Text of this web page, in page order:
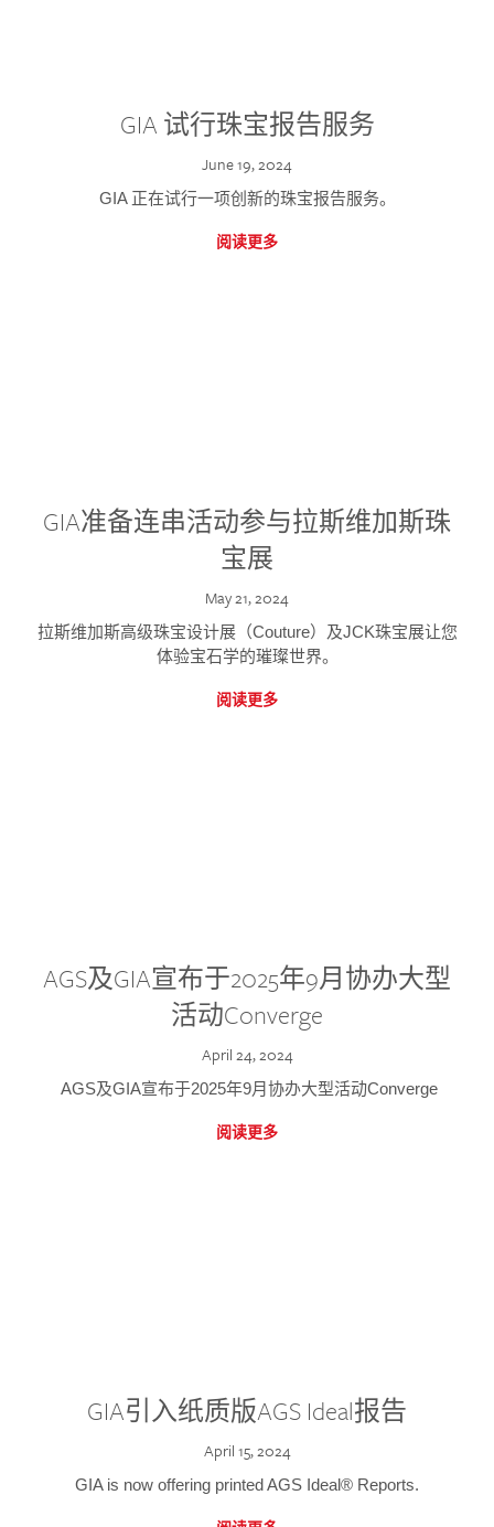
GIA 试行珠宝报告服务
June 19, 2024
GIA 正在试行一项创新的珠宝报告服务。
阅读更多
GIA准备连串活动参与拉斯维加斯珠
宝展
May 21, 2024
拉斯维加斯高级珠宝设计展（Couture）及JCK珠宝展让您
体验宝石学的璀璨世界。
阅读更多
AGS及GIA宣布于2025年9月协办大型
活动Converge
April 24, 2024
AGS及GIA宣布于2025年9月协办大型活动Converge
阅读更多
GIA引入纸质版AGS Ideal报告
April 15, 2024
GIA is now offering printed AGS Ideal® Reports.